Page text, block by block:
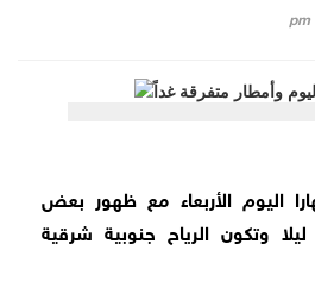
اليوم الأربعاء مع ظهور بعض
وتكون الرياح جنوبية شرقية